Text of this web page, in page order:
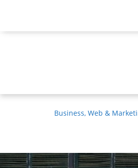
Business, Web &